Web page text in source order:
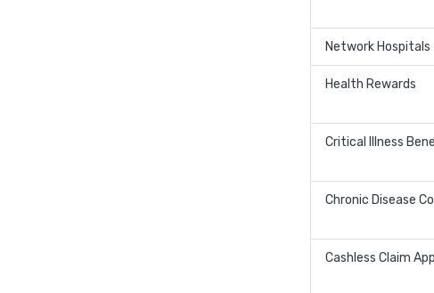
Network Hospitals
Health Rewards
Critical Illness
Chronic Disease
Cashless Claim